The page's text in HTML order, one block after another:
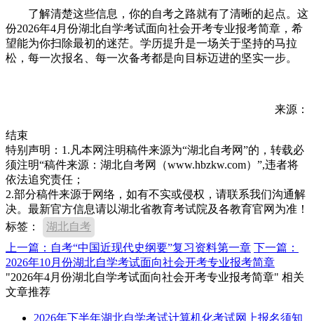
了解清楚这些信息，你的自考之路就有了清晰的起点。这
份2026年4月份湖北自学考试面向社会开考专业报考简章，希
望能为你扫除最初的迷茫。学历提升是一场关于坚持的马拉
松，每一次报名、每一次备考都是向目标迈进的坚实一步。
来源：
结束
特别声明：1.凡本网注明稿件来源为“湖北自考网”的，转载必
须注明“稿件来源：湖北自考网（www.hbzkw.com）”,违者将
依法追究责任；
2.部分稿件来源于网络，如有不实或侵权，请联系我们沟通解
决。最新官方信息请以湖北省教育考试院及各教育官网为准！
标签：
湖北自考
上一篇：自考“中国近现代史纲要”复习资料第一章 下一篇：
2026年10月份湖北自学考试面向社会开考专业报考简章
"2026年4月份湖北自学考试面向社会开考专业报考简章" 相关
文章推荐
2026年下半年湖北自学考试计算机化考试网上报名须知